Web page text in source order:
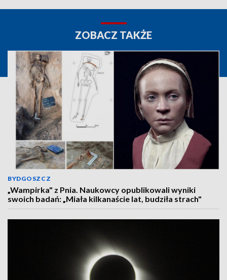
ZOBACZ TAKŻE
BYDGOSZCZ
„Wampirka" z Pnia. Naukowcy opublikowali wyniki
swoich badań: „Miała kilkanaście lat, budziła strach"